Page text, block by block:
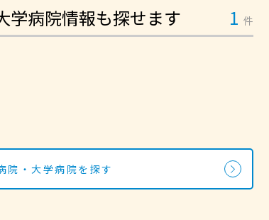
学病院情報も探せます 1 件
院・大学病院を探す